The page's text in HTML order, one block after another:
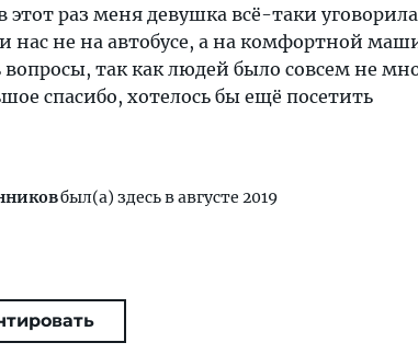
этот раз меня девушка всё-таки
нас не на автобусе, а на комфортной
вопросы, так как людей было совсем не
спасибо, хотелось бы ещё посетить
был(а) здесь в августе 2019